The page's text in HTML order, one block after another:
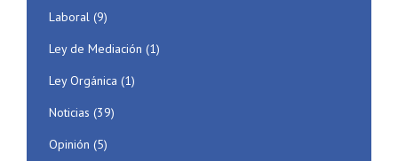
Laboral (9)
Ley de Mediación (1)
Ley Orgánica (1)
Noticias (39)
Opinión (5)